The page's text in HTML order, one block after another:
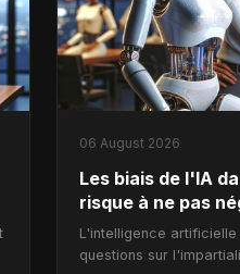
06 August 2026
Les biais de l'IA
risque à ne pas
L'intelligence
questions sur